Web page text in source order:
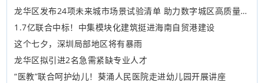
龙华区发布24项未来城市场景试验清单 助力数字城区高质量发展
1.7亿联合中标！中集模块化建筑挺进海南自贸港建设
这个七夕，深圳局部地区将有暴雨
龙华区拟引进2名急需紧缺专业人才
“医教”联合呵护幼儿！葵涌人民医院走进幼儿园开展讲座